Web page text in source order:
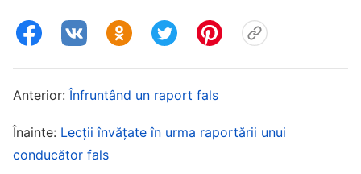
despărțit în grabă pentru a acționa separat. Una
dintre noi s-a dus să-i informeze pe frați și pe
surori, iar eu, împreună cu o altă soră, ne-am
lui Dumnezeu. Numai după ce toate cărțile
Anterior:Înfruntând un raport fals
Înainte: Lecții învățate în urma raportării unui
conducător fals